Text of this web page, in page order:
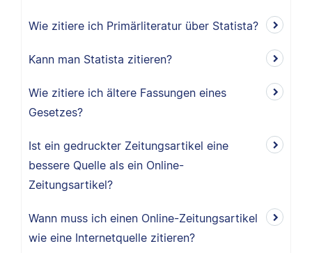
Wie zitiere ich Primärliteratur über Statista?
Kann man Statista zitieren?
Wie zitiere ich ältere Fassungen eines
Gesetzes?
Ist ein gedruckter Zeitungsartikel eine
bessere Quelle als ein Online-
Zeitungsartikel?
Wann muss ich einen Online-Zeitungsartikel
wie eine Internetquelle zitieren?